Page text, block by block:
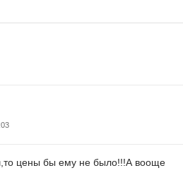
цены бы ему не было!!!А вооще